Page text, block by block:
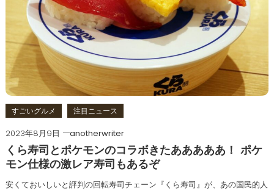
すごいグルメ 注目ニュース
2023年8月9日
anotherwriter
くら寿司とポケモンのコラボきたあああああ！ ポケ
モン仕様の激レア寿司もあるぞ
安くておいしいと評判の回転寿司チェーン『くら寿司』が、あの国民的人